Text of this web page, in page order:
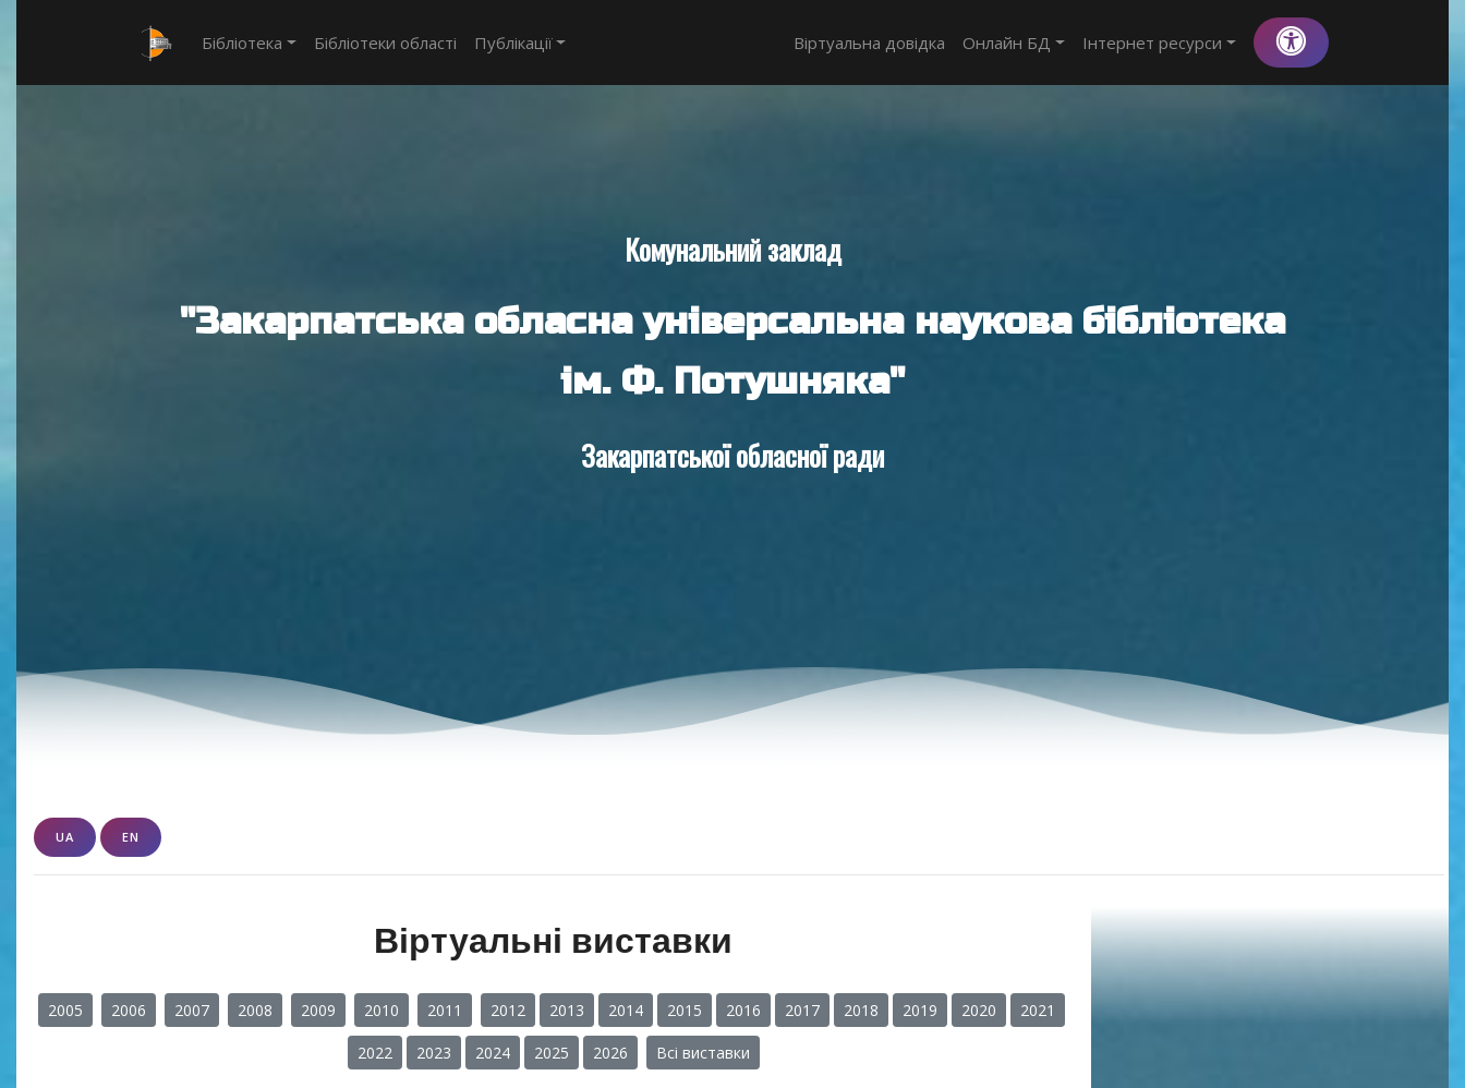
Бібліотека Бібліотеки області Публікації Віртуальна довідка Онлайн БД Інтернет ресурси
Комунальний заклад
"Закарпатська обласна універсальна наукова бібліотека
ім. Ф. Потушняка"
Закарпатської обласної ради
UA EN
Віртуальні виставки
2005 2006 2007 2008 2009 2010 2011 2012 2013 2014 2015 2016 2017 2018 2019 2020 2021
2022 2023 2024 2025 2026 Всі виставки